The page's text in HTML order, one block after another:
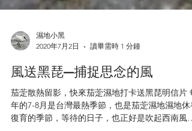
2020年7月2日
讀畢需時 1 分鐘
風送黑琵—捕捉思念的風
茄萣散熱留影，快來茄萣濕地打卡送黑琵明信片 每
年的7-8月是台灣最熱季節，也是茄萣濕地濕地休